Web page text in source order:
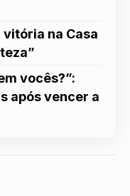
na Casa
vocês?”:
após vencer a